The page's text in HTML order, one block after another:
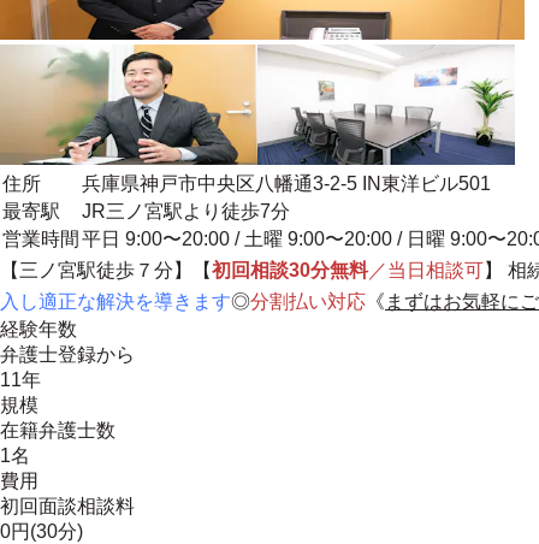
住所
兵庫県神戸市中央区八幡通3-2-5 IN東洋ビル501
最寄駅
JR三ノ宮駅より徒歩7分
営業時間 平日 9:00〜20:00 / 土曜 9:00〜20:00 / 日曜 9:00〜
【三ノ宮駅徒歩７分】【初回相談30分無料／当日相談可】 相
入し適正な解決を導きます◎分割払い対応 《 まずはお気軽に
経験年数
弁護士登録から
11年
規模
在籍弁護士数
1名
費用
初回面談相談料
0円(30分)